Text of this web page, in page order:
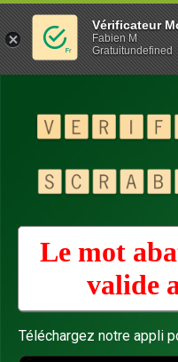
Le mot
valide
Téléchargez notre appli
Vérificateur
Fabien M
Gratuitundefined